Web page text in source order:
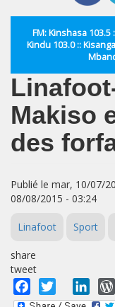
FM: Kinshasa 103.5
Kindu 103.0 ::
Makiso
des
Publié le mar, 10/07/
08/08/2015 - 03:24
Linafoot Sport
share
tweet
Facebook
Twitter